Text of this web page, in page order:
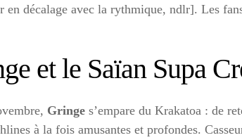
en décalage avec la rythmique, ndlr]. Les
et le Saïan Supa
Gringe s’empare du Krakatoa : de
à la fois amusantes et profondes.